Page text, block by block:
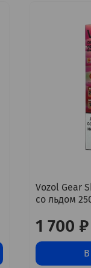
Vozol Gear
со льдом
1 700 ₽